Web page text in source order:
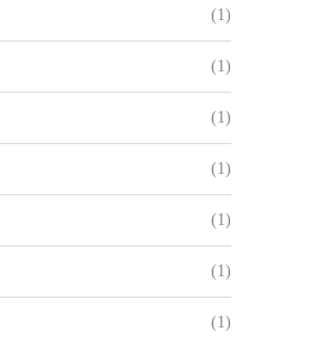
(1)
(1)
(1)
(1)
(1)
(1)
(1)